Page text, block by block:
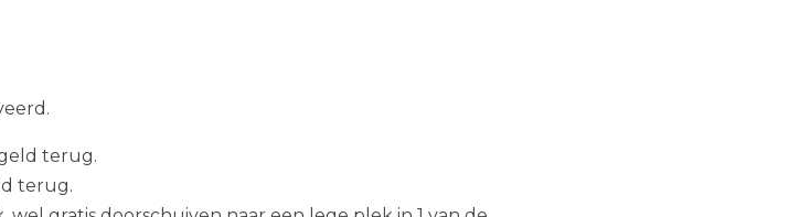
terug.
terug.